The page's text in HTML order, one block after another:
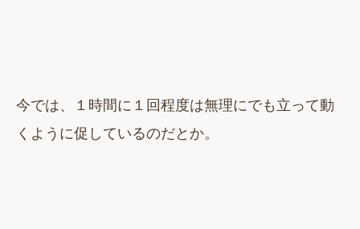
今では、１時間に１回程度は無理にでも立って動
くように促しているのだとか。